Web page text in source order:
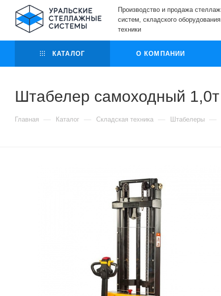
Производство и продажа
систем, складского
техники
КАТАЛОГ О КОМПАНИИ
Штабелер самоходный
Главная — Каталог — Складская техника — Штабелеры —